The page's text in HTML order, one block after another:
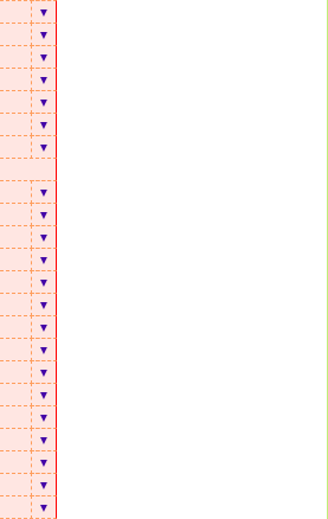
▼
▼
▼
▼
▼
▼
▼
▼
▼
▼
▼
▼
▼
▼
▼
▼
▼
▼
▼
▼
▼
▼